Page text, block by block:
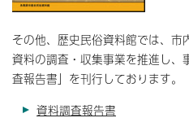
その他、歴史民俗資料館では、
資料の調査・収集事業を推進し、
査報告書」を刊行しております。
資料調査報告書